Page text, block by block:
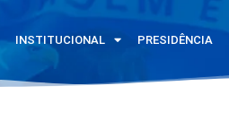
INSTITUCIONAL PRESIDÊNCIA